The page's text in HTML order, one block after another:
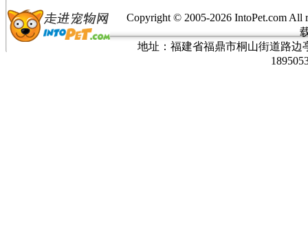
Copyright © 2005-2026 IntoPet.com
地址：福建省福鼎市桐山街道路边